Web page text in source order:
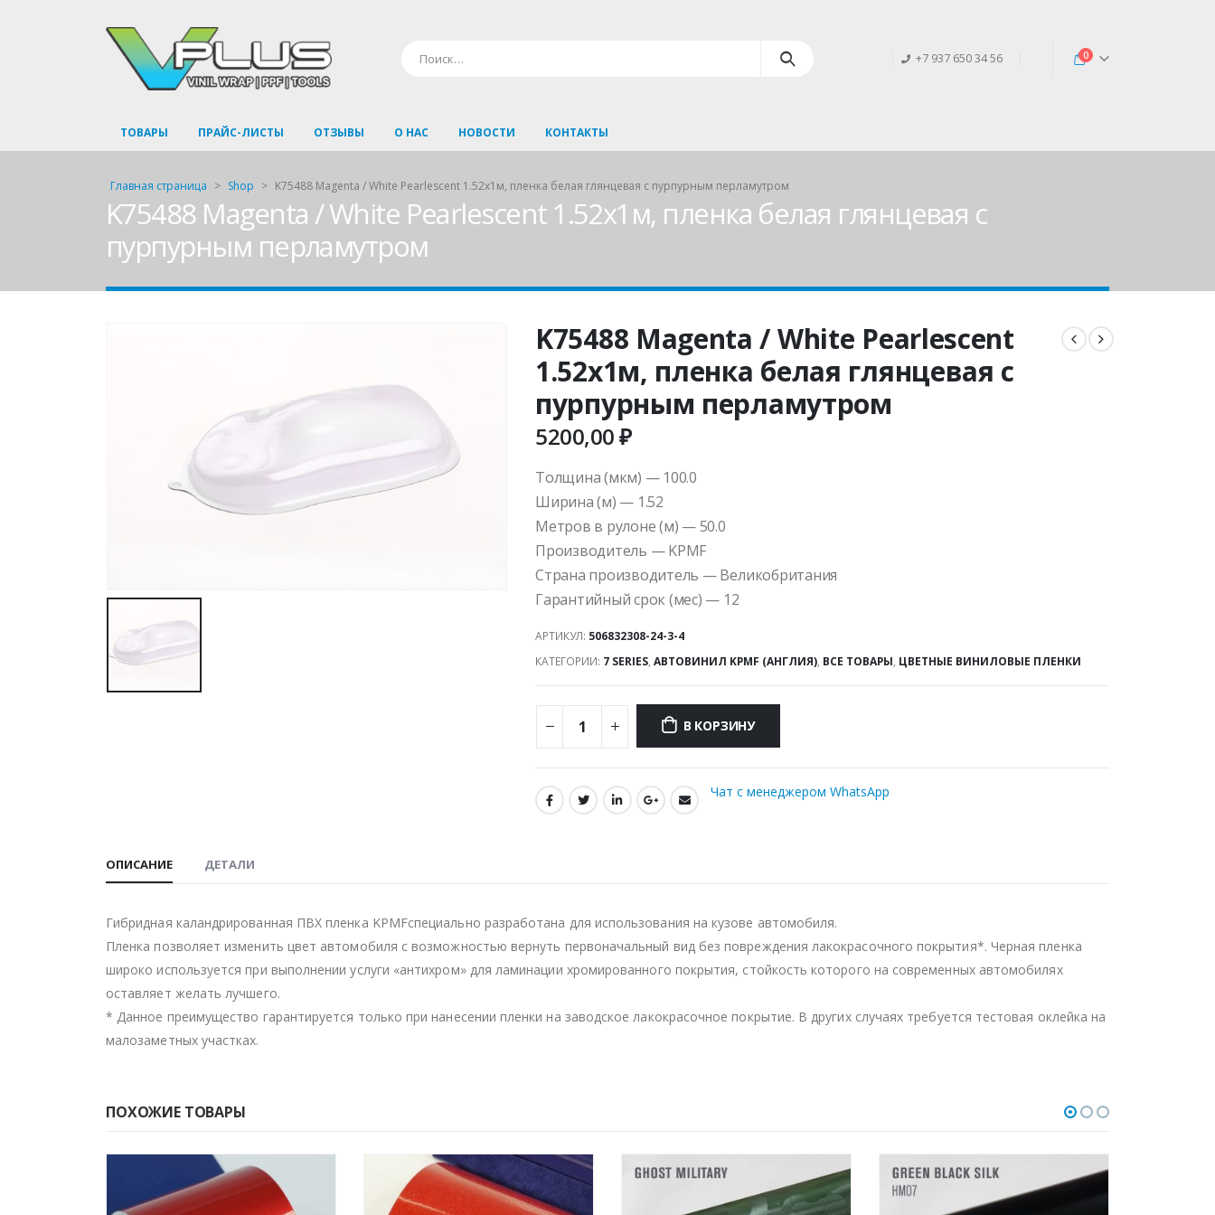
+7 937 650 34 56 0
ТОВАРЫ ПРАЙС-ЛИСТЫ ОТЗЫВЫ О НАС НОВОСТИ КОНТАКТЫ
Главная страница > Shop > K75488 Magenta / White Pearlescent 1.52х1м, пленка белая глянцевая с пурпурным перламутром
K75488 Magenta / White Pearlescent 1.52х1м, пленка белая глянцевая с
пурпурным перламутром
K75488 Magenta / White Pearlescent
1.52х1м, пленка белая глянцевая с
пурпурным перламутром
5200,00₽
Толщина (мкм) — 100.0
Ширина (м) — 1.52
Метров в рулоне (м) — 50.0
Производитель — KPMF
Страна производитель — Великобритания
Гарантийный срок (мес) — 12
АРТИКУЛ: 506832308-24-3-4
КАТЕГОРИИ: 7 SERIES, АВТОВИНИЛ KPMF (АНГЛИЯ), ВСЕ ТОВАРЫ, ЦВЕТНЫЕ ВИНИЛОВЫЕ ПЛЕНКИ
В КОРЗИНУ
Чат с менеджером WhatsApp
ОПИСАНИЕ ДЕТАЛИ
Гибридная каландрированная ПВХ пленка KPMFспециально разработана для использования на кузове автомобиля.
Пленка позволяет изменить цвет автомобиля с возможностью вернуть первоначальный вид без повреждения лакокрасочного покрытия*. Черная пленка
широко используется при выполнении услуги «антихром» для ламинации хромированного покрытия, стойкость которого на современных автомобилях
оставляет желать лучшего.
* Данное преимущество гарантируется только при нанесении пленки на заводское лакокрасочное покрытие. В других случаях требуется тестовая оклейка на
малозаметных участках.
ПОХОЖИЕ ТОВАРЫ